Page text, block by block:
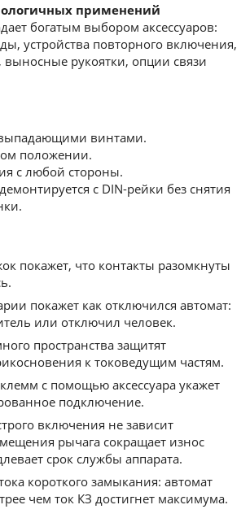
применений
богатым выбором аксессуаров:
устройства повторного включения,
рукоятки, опции связи
винтами.
положении.
с любой стороны.
с DIN-рейки без снятия
покажет, что контакты разомкнуты
покажет как отключился автомат:
или отключил человек.
пространства защитят
к токоведущим частям.
с помощью аксессуара укажет
подключение.
включения не зависит
рычага сокращает износ
срок службы аппарата.
короткого замыкания: автомат
чем ток КЗ достигнет максимума.